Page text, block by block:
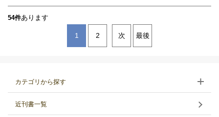
54件あります
1 2 次 最後
カテゴリから探す
近刊書一覧